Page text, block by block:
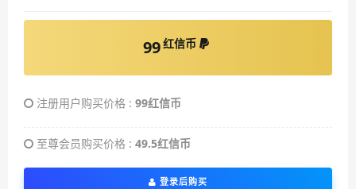
99红信币
注册用户购买价格 : 99红信币
至尊会员购买价格 : 49.5红信币
登录后购买